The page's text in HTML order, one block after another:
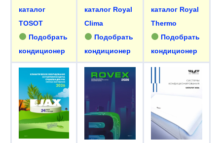
каталог
TOSOT
Подобрать
кондиционер
каталог Royal
Clima
Подобрать
кондиционер
каталог Royal
Thermo
Подобрать
кондиционер